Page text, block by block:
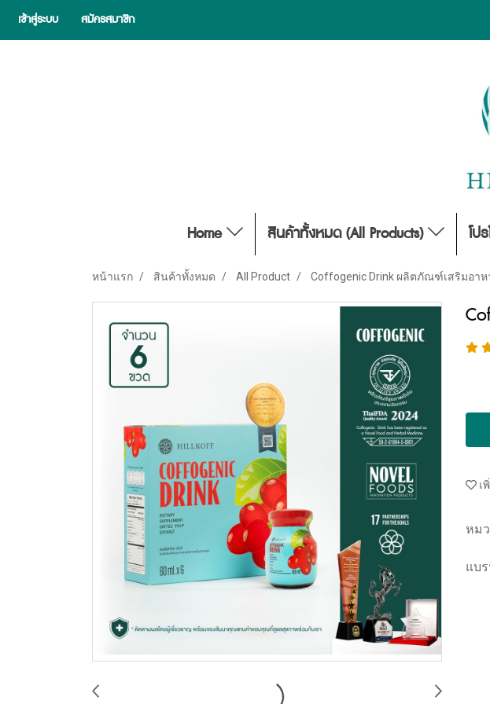
เข้าสู่ระบบ สมัครสมาชิก
Home สินค้าทั้งหมด (All Products) โป
หน้าแรก สินค้าทั้งหมด All Product Coffogenic Drink ผลิตภัณฑ์เสริมอา
เ
หม
แบ